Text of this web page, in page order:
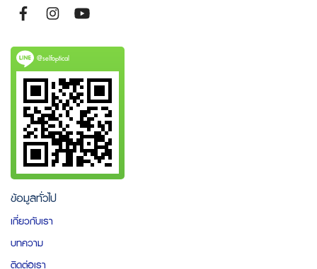
@selfoptical
ข้อมูลทั่วไป
เกี่ยวกับเรา
บทความ
ติดต่อเรา